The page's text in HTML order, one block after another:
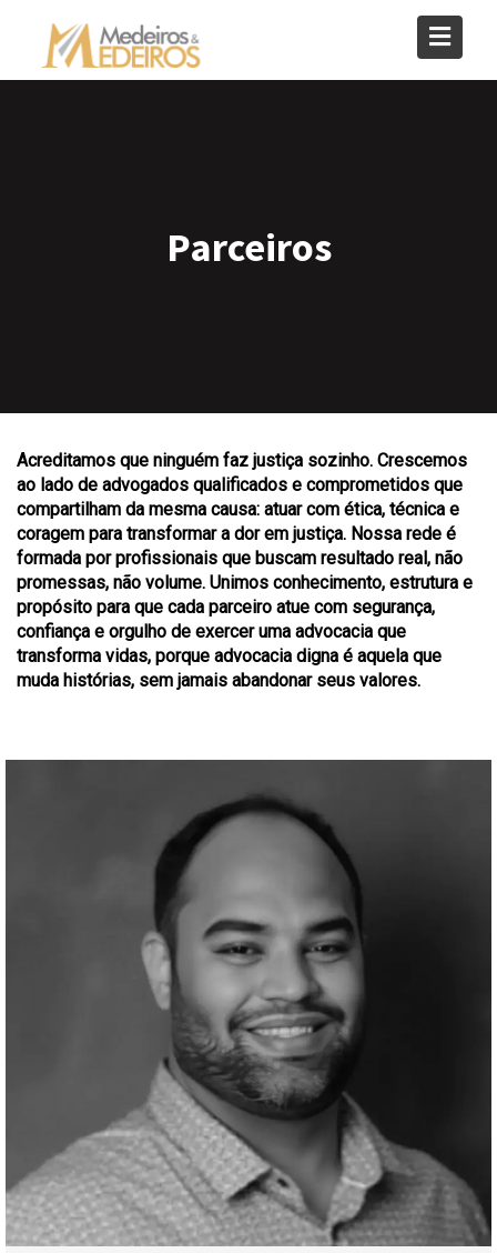
content
Parceiros
Acreditamos que ninguém faz justiça sozinho. Crescemos
ao lado de advogados qualificados e comprometidos que
compartilham da mesma causa: atuar com ética, técnica e
coragem para transformar a dor em justiça. Nossa rede é
formada por profissionais que buscam resultado real, não
promessas, não volume. Unimos conhecimento, estrutura e
propósito para que cada parceiro atue com segurança,
confiança e orgulho de exercer uma advocacia que
transforma vidas, porque advocacia digna é aquela que
muda histórias, sem jamais abandonar seus valores.